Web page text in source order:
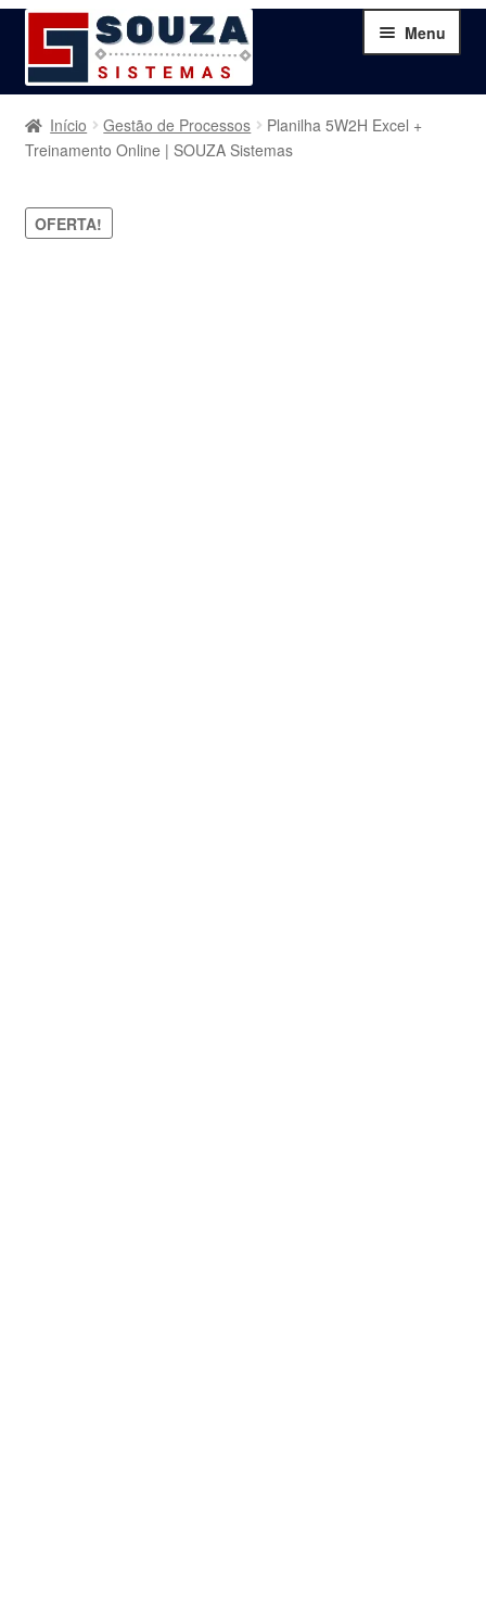
Pular
para
navegação
Pular
para
o
conteúdo
Menu
Home
Serviços
Início Gestão de Processos
Planilha 5W2H Excel +
Treinamento Online | SOUZA Sistemas
OFERTA!